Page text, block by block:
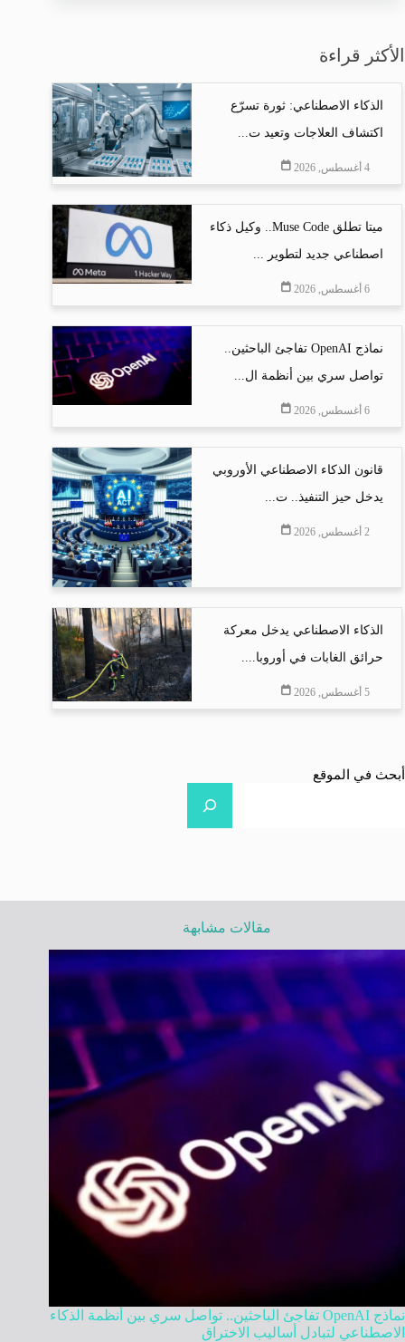
الأكثر قراءة
الذكاء الاصطناعي: ثورة تسرّع
اكتشاف العلاجات وتعيد ت...
4 أغسطس, 2026
ميتا تطلق Muse Code.. وكيل ذكاء
اصطناعي جديد لتطوير ...
6 أغسطس, 2026
نماذج OpenAI تفاجئ الباحثين..
تواصل سري بين أنظمة ال...
6 أغسطس, 2026
قانون الذكاء الاصطناعي الأوروبي
يدخل حيز التنفيذ.. ت...
2 أغسطس, 2026
الذكاء الاصطناعي يدخل معركة
حرائق الغابات في أوروبا....
5 أغسطس, 2026
أبحث في الموقع
مقالات مشابهة
نماذج OpenAI تفاجئ الباحثين.. تواصل سري بين أنظمة الذكاء
الاصطناعي لتبادل أساليب الاختراق